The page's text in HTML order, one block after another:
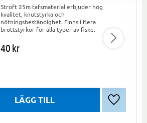
Stroft 25m tafsmaterial erbjuder hög
kvalitet, knutstyrka och
nötningsbeständighet. Finns i flera
brottstyrkor för alla typer av fiske.
40kr
Lägg till